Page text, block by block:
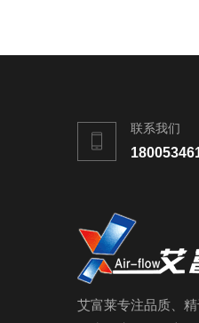
联系我们
艾富莱专注品质、